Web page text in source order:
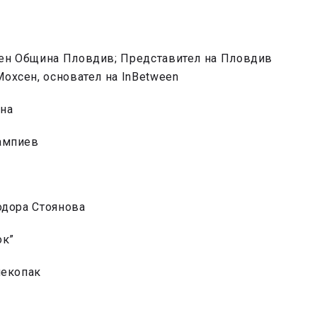
Община Пловдив; Представител на Пловдив
основател на InBetween
Стоянова